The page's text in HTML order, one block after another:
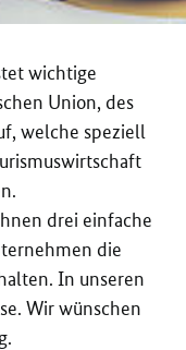
wichtige
Union, des
welche speziell
drei einfache
die
In unseren
Wir wünschen